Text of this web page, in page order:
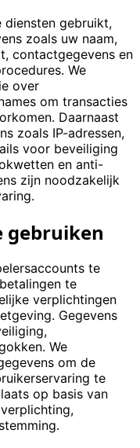
diensten gebruikt,
zoals uw naam,
contactgegevens en
We
over
om transacties
Daarnaast
zoals IP-adressen,
voor beveiliging
en anti-
zijn noodzakelijk
gebruiken
te
te
verplichtingen
Gegevens
We
om de
te
op basis van